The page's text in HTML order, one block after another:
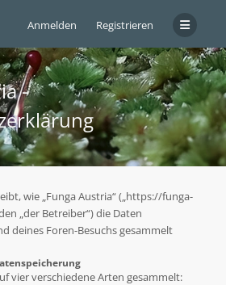
Anmelden Registrieren
-
wie „Funga Austria“ („https://funga-
„der Betreiber“) die Daten
deines Foren-Besuchs gesammelt
vier verschiedene Arten gesammelt: